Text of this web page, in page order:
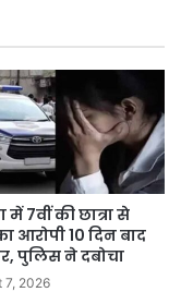
में 7वीं की छात्रा से
आरोपी 10 दिन बाद
पुलिस ने दबोचा
7, 2026